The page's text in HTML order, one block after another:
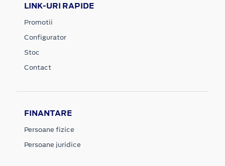
LINK-URI RAPIDE
Promotii
Configurator
Stoc
Contact
FINANTARE
Persoane fizice
Persoane juridice